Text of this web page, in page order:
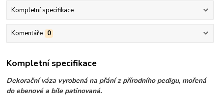
Kompletní specifikace
Komentáře 0
Kompletní specifikace
Dekorační váza vyrobená na přání z přírodního pedigu, mořená
do ebenové a bíle patinovaná.